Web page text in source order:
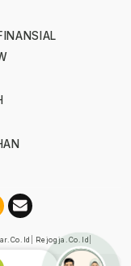
Rejogja.co.id